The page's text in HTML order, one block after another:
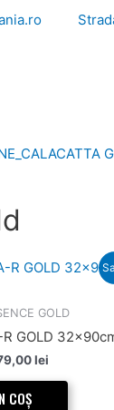
GOLD
R GOLD
lei
Prețul
179,00 lei.
COȘ